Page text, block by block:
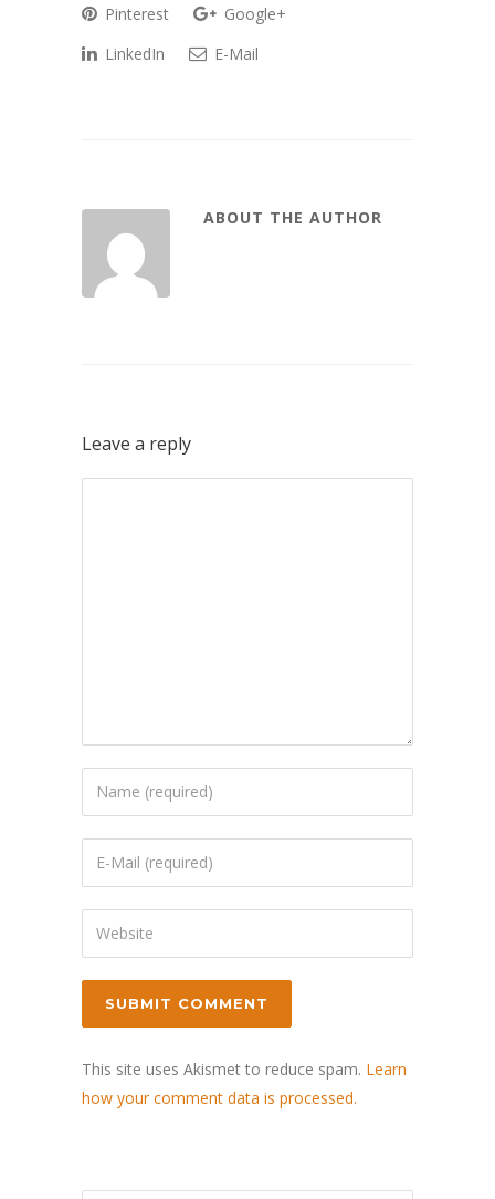
Pinterest
Google+
LinkedIn
E-Mail
ABOUT THE AUTHOR
Leave a reply
This site uses Akismet to reduce spam. Learn
how your comment data is processed.